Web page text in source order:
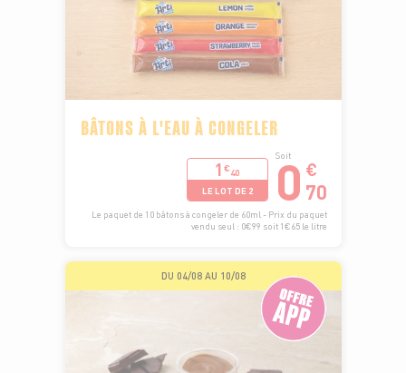
BÂTONS À L'EAU À CONGELER
1€40
LE LOT DE 2
Soit
0 €
70
Le paquet de 10 bâtons à congeler de 60ml - Prix du paquet
vendu seul : 0€99 soit 1€65 le litre
DU 04/08 AU 10/08